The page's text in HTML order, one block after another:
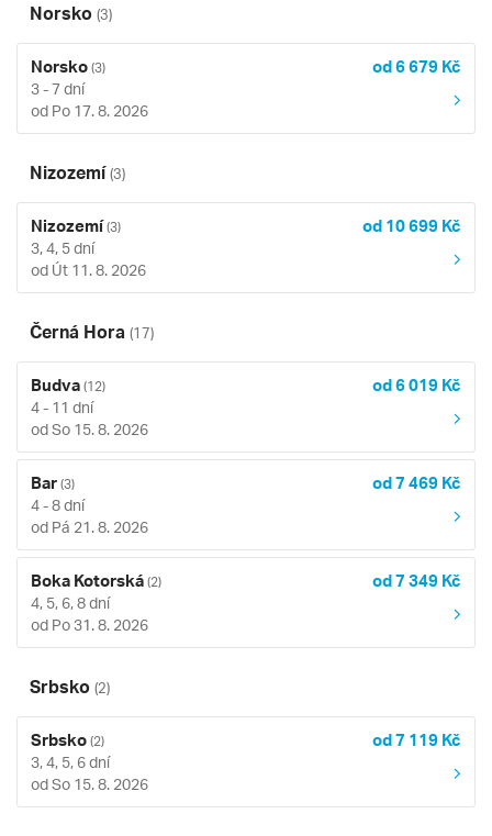
Norsko (3)
Norsko (3) od 6 679 Kč
3 - 7 dní
od Po 17. 8. 2026
Nizozemí(3)
Nizozemí(3) od 10 699 Kč
3, 4, 5 dní
od Út 11. 8. 2026
Černá Hora (17)
Budva (12) od 6 019 Kč
4 - 11 dní
od So 15. 8. 2026
Bar (3) od 7 469 Kč
4 - 8 dní
od Pá 21. 8. 2026
Boka Kotorská (2) od 7 349 Kč
4, 5, 6, 8 dní
od Po 31. 8. 2026
Srbsko (2)
Srbsko (2) od 7 119 Kč
3, 4, 5, 6 dní
od So 15. 8. 2026